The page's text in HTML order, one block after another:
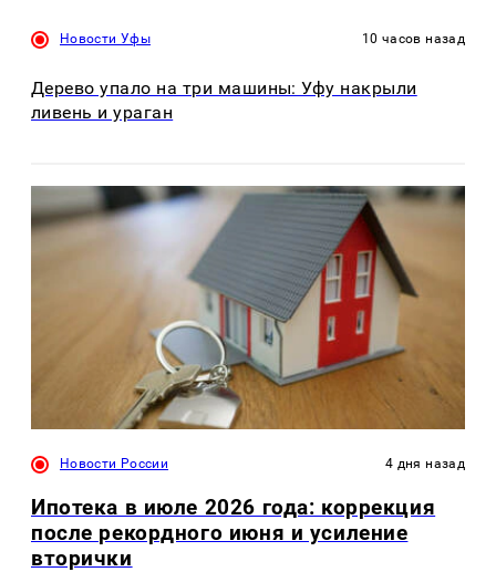
Новости Уфы 10 часов назад
Дерево упало на три машины: Уфу накрыли
ливень и ураган
Новости России 4 дня назад
Ипотека в июле 2026 года: коррекция
после рекордного июня и усиление
вторички